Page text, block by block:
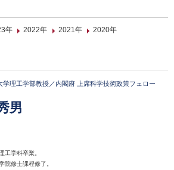
年 2022年 2021年 2020年
学理工学部教授／内閣府 上席科学技術政策フェロー
男
工学科卒業。
院修士課程修了。